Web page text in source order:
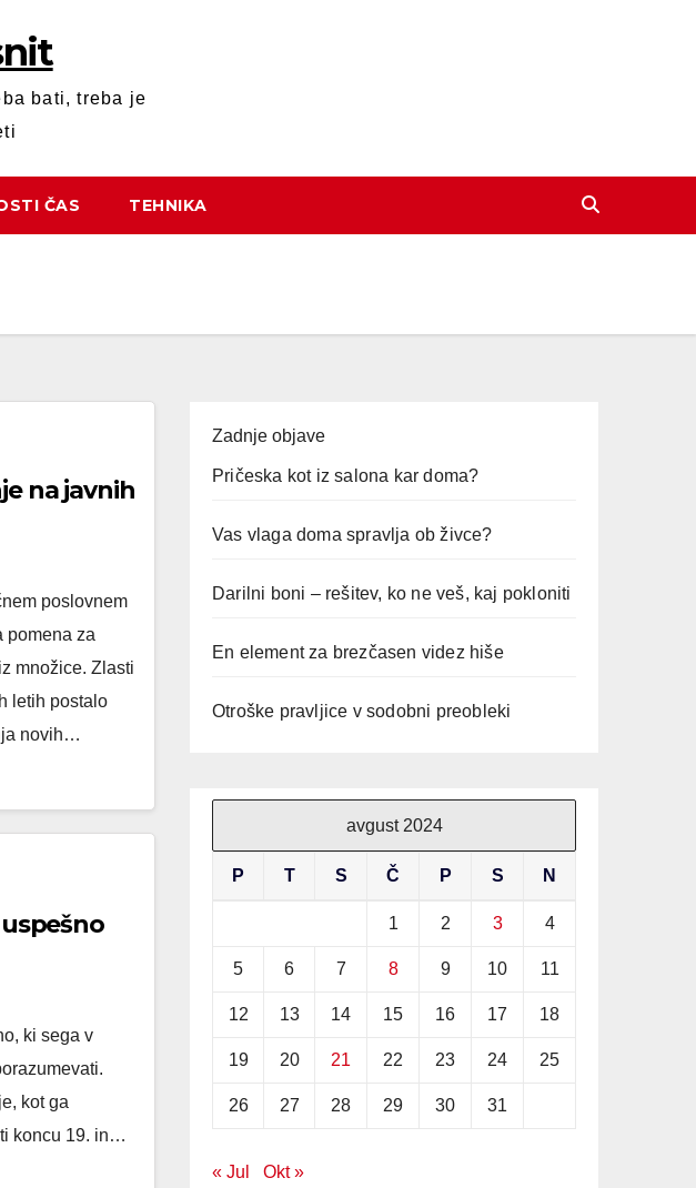
bati, treba je
ČAS TEHNIKA
na javnih
poslovnem
pomena za
množice. Zlasti
letih postalo
novih…
ki sega v
kot ga
koncu 19. in…
Zadnje objave
Pričeska kot iz salona kar doma?
Vas vlaga doma spravlja ob živce?
Darilni boni – rešitev, ko ne veš, kaj pokloniti
En element za brezčasen videz hiše
Otroške pravljice v sodobni preobleki
avgust 2024
P T S Č P S N
1 2 3 4
5 6 7 8 9 10 11
12 13 14 15 16 17 18
19 20 21 22 23 24 25
26 27 28 29 30 31
« Jul Okt »